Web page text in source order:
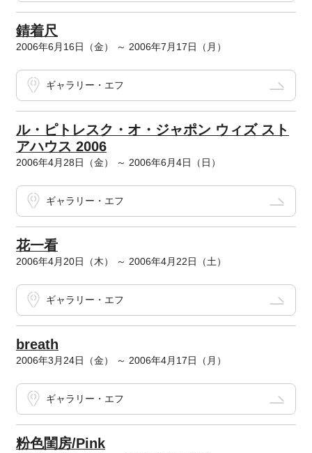
錆着尺
2006年6月16日（金） ～ 2006年7月17日（月）
ギャラリー・エフ
ル・ピトレスク・オ・ジャポン ウィズ スト
アハウス 2006
2006年4月28日（金） ～ 2006年6月4日（日）
ギャラリー・エフ
花一看
2006年4月20日（木） ～ 2006年4月22日（土）
ギャラリー・エフ
breath
2006年3月24日（金） ～ 2006年4月17日（月）
ギャラリー・エフ
粉色閨房/Pink